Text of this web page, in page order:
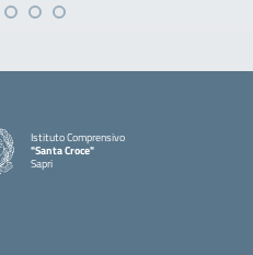
Istituto Comprensivo
"Santa Croce"
Sapri
— Visita la pagina iniziale della scuola